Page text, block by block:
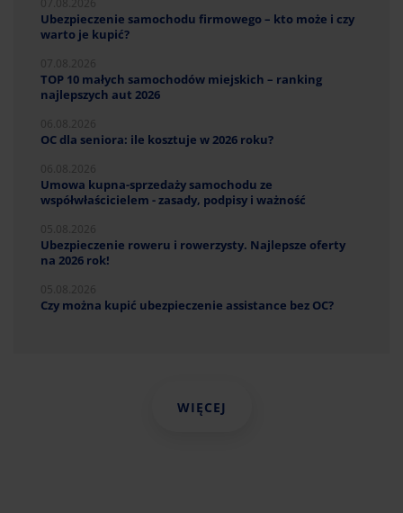
Ubezpieczenie samochodu firmowego – kto może i czy
warto je kupić?
TOP 10 małych samochodów miejskich – ranking
najlepszych aut 2026
OC dla seniora: ile kosztuje w 2026 roku?
Umowa kupna-sprzedaży samochodu ze
współwłaścicielem - zasady, podpisy i ważność
Ubezpieczenie roweru i rowerzysty. Najlepsze oferty
na 2026 rok!
Czy można kupić ubezpieczenie assistance bez OC?
WIĘCEJ